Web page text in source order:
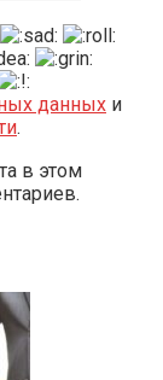
данных и
.
в этом